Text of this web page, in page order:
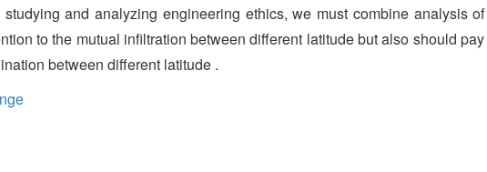
and analyzing engineering ethics, we must combine analysis
to the mutual infiltration between different latitude but also should
between different latitude .